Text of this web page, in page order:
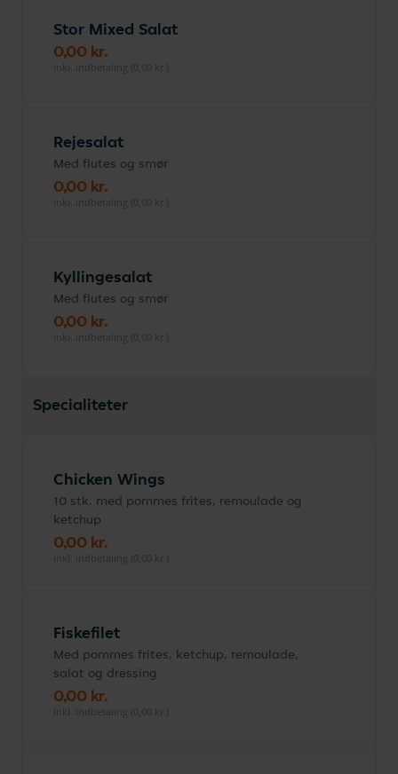
Stor Mixed Salat
0,00 kr.
inkl. indbetaling (0,00 kr.)
Rejesalat
Med flutes og smør
0,00 kr.
inkl. indbetaling (0,00 kr.)
Kyllingesalat
Med flutes og smør
0,00 kr.
inkl. indbetaling (0,00 kr.)
Specialiteter
Chicken Wings
10 stk. med pommes frites, remoulade og
ketchup
0,00 kr.
inkl. indbetaling (0,00 kr.)
Fiskefilet
Med pommes frites, ketchup, remoulade,
salat og dressing
0,00 kr.
inkl. indbetaling (0,00 kr.)